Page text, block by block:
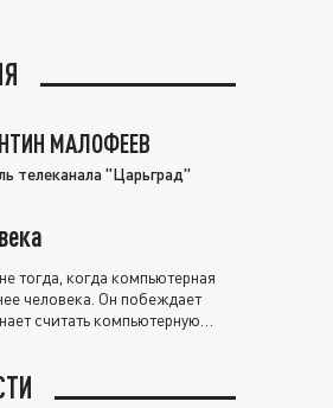
МАЛОФЕЕВ
телеканала "Царьград"
тогда, когда компьютерная
человека. Он побеждает
считать компьютерную